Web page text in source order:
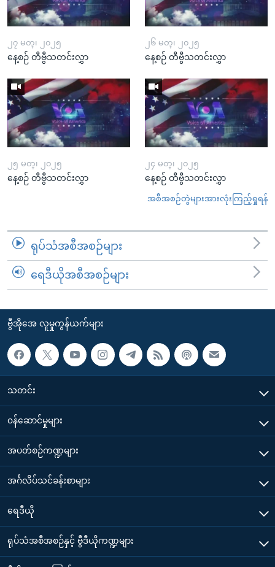
၂၇ မတ္၊ ၂၀၂၅
နေ့စဉ် တီဗွီသတင်းလွှာ
၂၆ မတ္၊ ၂၀၂၅
နေ့စဉ် တီဗွီသတင်းလွှာ
၂၅ မတ္၊ ၂၀၂၅
နေ့စဉ် တီဗွီသတင်းလွှာ
၂၄ မတ္၊ ၂၀၂၅
နေ့စဉ် တီဗွီသတင်းလွှာ
အစီအစဉ်တွဲများအားလုံးကြည့်ရှုရန်
ရုပ်သံအစီအစဉ်များ
ရေဒီယိုအစီအစဉ်များ
ဗွီအိုအေ လူမှုကွန်ယက်များ
သတင်း
၀န်ဆောင်မှုများ
အပတ်စဉ်ကဏ္ဍများ
အင်္ဂလိပ်သင်ခန်းစာများ
ရေဒီယို
ရုပ်သံအစီအစဉ်နှင့် ဗွီဒီယိုကဏ္ဍများ